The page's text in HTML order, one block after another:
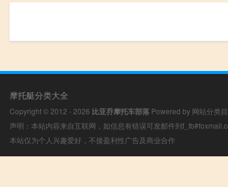
摩托艇分类大全
Copyright © 2012 - 2026 比亚乔摩托车部落 Powered by 网站分类
声明：本站内容来自互联网，如信息有错误可发邮件到
本站仅为个人兴趣爱好，不接盈利性广告及商业合作